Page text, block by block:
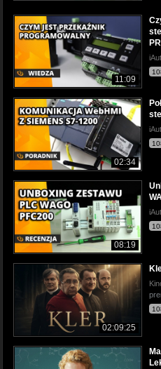
11:09
02:34
08:19
02:09:25